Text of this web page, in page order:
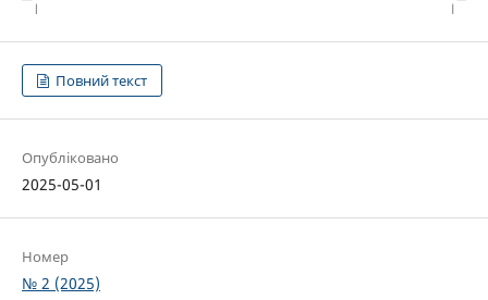
Повний текст
Опубліковано
2025-05-01
Номер
№ 2 (2025)